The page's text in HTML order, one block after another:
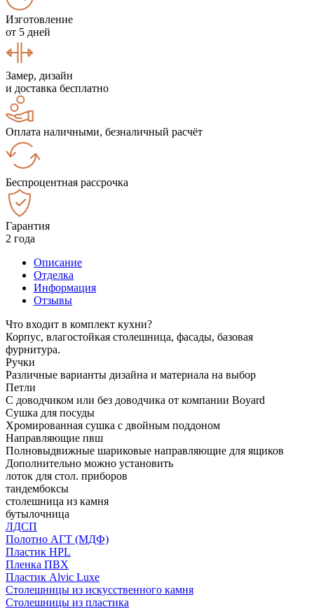
Изготовление
от 5 дней
Замер, дизайн
и доставка бесплатно
Оплата наличными, безналичный расчёт
Беспроцентная рассрочка
Гарантия
2 года
Описание
Отделка
Информация
Отзывы
Что входит в комплект кухни?
Корпус, влагостойкая столешница, фасады, базовая
фурнитура.
Ручки
Различные варианты дизайна и материала на выбор
Петли
С доводчиком или без доводчика от компании Boyard
Сушка для посуды
Хромированная сушка с двойным поддоном
Направляющие пвш
Полновыдвижные шариковые направляющие для ящиков
Дополнительно можно установить
лоток для стол. приборов
тандембоксы
столешница из камня
бутылочница
ЛДСП
Полотно АГТ (МДФ)
Пластик HPL
Пленка ПВХ
Пластик Alvic Luxe
Столешницы из искусственного камня
Столешницы из пластика